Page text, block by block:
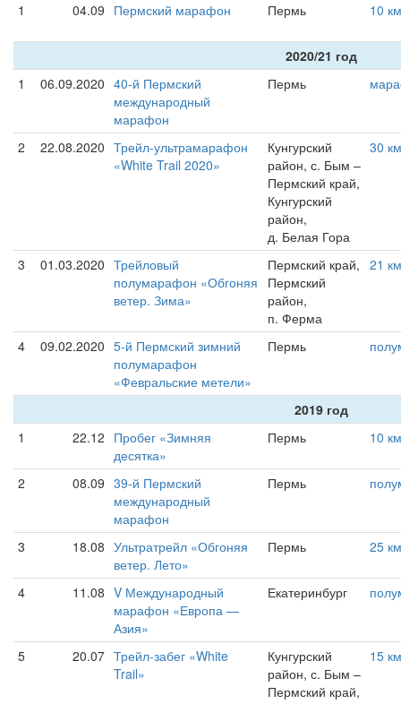
1
04.09 Пермский марафон Пермь 10 км
2020/21 год
1
06.09.2020 40-й Пермский
международный
марафон
Пермь
2 22.08.2020 Трейл-ультрамарафон
«White Trail 2020»
Кунгурский
район, с. Бым –
Пермский край,
Кунгурский
район,
д. Белая Гора
30 км
3 01.03.2020 Трейловый
полумарафон «Обгоняя
ветер. Зима»
Пермский край,
Пермский
район,
п. Ферма
21 км
4 09.02.2020 5-й Пермский зимний
полумарафон
«Февральские метели»
Пермь
2019 год
1
22.12 Пробег «Зимняя
десятка»
Пермь 10 км
2 08.09 39-й Пермский
международный
марафон
Пермь
3 18.08 Ультратрейл «Обгоняя
ветер. Лето»
Пермь 25 км
4 11.08 V Международный
марафон «Европа —
Азия»
Екатеринбург
5 20.07 Трейл-забег «White
Trail»
Кунгурский
район, с. Бым –
Пермский край,
15 км